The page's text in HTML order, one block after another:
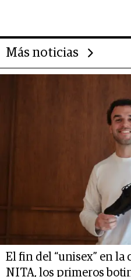
Más noticias
El fin del “unisex” en la
NITA, los primeros